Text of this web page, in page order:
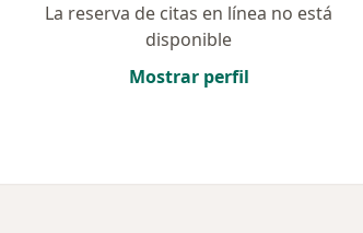
La reserva de citas en línea no está
disponible
Mostrar perfil